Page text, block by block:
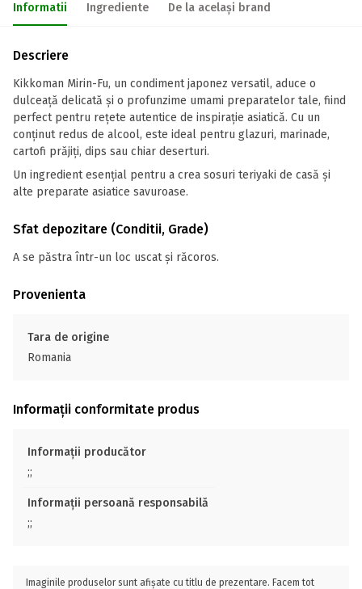
Informatii Ingrediente De la același brand
Descriere
Kikkoman Mirin-Fu, un condiment japonez versatil, aduce o
dulceață delicată și o profunzime umami preparatelor tale, fiind
perfect pentru rețete autentice de inspirație asiatică. Cu un
conținut redus de alcool, este ideal pentru glazuri, marinade,
cartofi prăjiți, dips sau chiar deserturi.
Un ingredient esențial pentru a crea sosuri teriyaki de casă și
alte preparate asiatice savuroase.
Sfat depozitare (Conditii, Grade)
A se păstra într-un loc uscat și răcoros.
Provenienta
Tara de origine
Romania
Informații conformitate produs
Informații producător
;;
Informații persoană responsabilă
;;
Imaginile produselor sunt afișate cu titlu de prezentare. Facem tot